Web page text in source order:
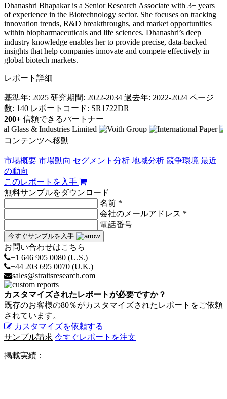
Dhanashri Bhapakar is a Senior Research Associate with 3+ years
of experience in the Biotechnology sector. She focuses on tracking
innovation trends, R&D breakthroughs, and market opportunities
within biopharmaceuticals and life sciences. Dhanashri’s deep
industry knowledge enables her to provide precise, data-backed
insights that help companies innovate and compete effectively in
global biotech markets.
レポート詳細
−
基準年: 2025 研究期間: 2022-2034 過去年: 2022-2024 ページ
数: 140 レポートコード: SR1722DR
200+ 信頼できるパートナー
コンテンツへ移動
−
市場概要 市場動向 セグメント分析 地域分析 競争環境 最近
の動向
このレポートを入手
無料サンプルをダウンロード
名前 *
会社のメールアドレス *
電話番号
今すぐサンプルを入手
お問い合わせはこちら
+1 646 905 0080 (U.S.)
+44 203 695 0070 (U.K.)
sales@straitsresearch.com
カスタマイズされたレポートが必要ですか？
既存のお客様の80％がカスタマイズされたレポートをご依頼
されています。
カスタマイズを依頼する
サンプル請求 今すぐレポートを注文
掲載実績：